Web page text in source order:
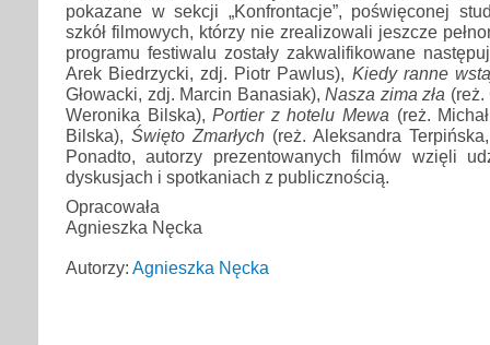
pokazane w sekcji „Konfrontacje”, poświęconej
szkół filmowych, którzy nie zrealizowali jeszcze
programu festiwalu zostały zakwalifikowane
Arek Biedrzycki, zdj. Piotr Pawlus), Kiedy ranne
Głowacki, zdj. Marcin Banasiak), Nasza zima zła (reż.
Weronika Bilska),Portier z hotelu Mewa (reż.
Bilska), Święto Zmarłych (reż. Aleksandra
Ponadto, autorzy prezentowanych filmów wzięli
dyskusjach i spotkaniach z publicznością.
Opracowała
Agnieszka Nęcka
Autorzy: Agnieszka Nęcka